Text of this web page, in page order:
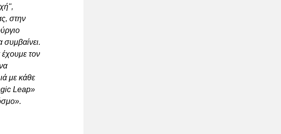
στην
συμβαίνει.
έχουμε τον
με κάθε
Leap»